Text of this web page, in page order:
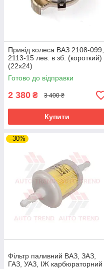
Привід колеса ВАЗ 2108-099,
2113-15 лев. в зб. (короткий)
(22х24)
Готово до відправки
2 380 ₴ 3 400 ₴
Купити
–30%
Фільтр паливний ВАЗ, ЗАЗ,
ГАЗ, УАЗ, ІЖ карбюраторний